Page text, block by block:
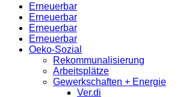
Erneuerbar
Erneuerbar
Erneuerbar
Erneuerbar
Oeko-Sozial
Rekommunalisierung
Arbeitsplätze
Gewerkschaften + Energie
Ver.di